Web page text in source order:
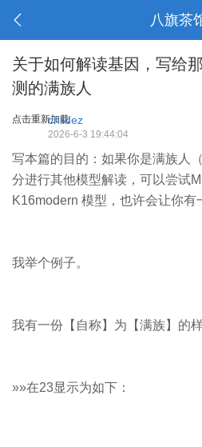
八旗茶
关于如何解读基因，写给
测的满族人
点击重新加载
childez
2026-6-3 19:44:04
写本篇的目的：如果你是满族人
分进行其他模型解读，可以尝试
K16modern 模型，也许会让你有
我举个例子。
我有一份【自称】为【满族】的
»»在23显示为如下：